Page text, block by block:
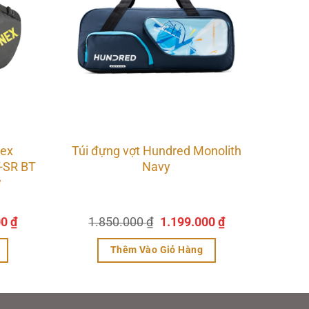
BT
₫.
₫Giá
hiện
Túi đựng vợt Hundred Monolith
Navy
1.850.000₫ Giá
là:
1.850.000 ₫.
1.199.000 ₫Giá
hiện
Thêm Vào Giỏ Hàng